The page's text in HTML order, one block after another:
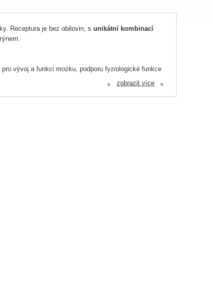
Receptura je bez obilovin, s unikátní kombinací
vývoj a funkci mozku, podporu fyziologické funkce
účinky a pomáhá podporovat imunitu.
« zobrazit více «